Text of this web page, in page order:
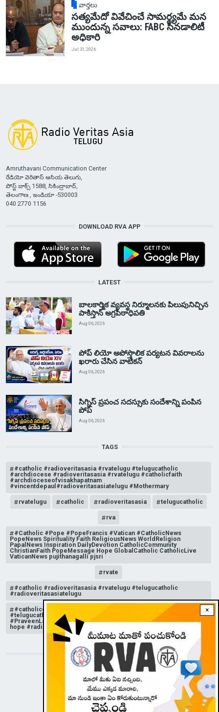
వార్తలు
సత్యమేదో వివేచించే సామర్థ్యమే మన
ముందున్న సవాలు: FABC సినడాలిటీ
అధికారి
Jul 31, 2026
×
Amruthavani Communication Center
రేడియో వెరితాస్ ఆసియ తెలుగు,
పోస్ట్ బాక్స్ 1588, సికింద్రాబాద్,
తెలంగాణ , ఇండియా -530003
040 2770 1156
DOWNLOAD RVA APP
LATEST
బాలకార్మిక వ్యవస్థ నిర్మూలనకు పిలుపునిచ్చిన
పాకిస్తాన్ అగ్రపీఠాధిపతి
Aug 06, 2026
పోప్ లియో అపోస్తొలిక పర్యటన వివరాలను
ఖరారు చేసిన వాటికన్
Aug 06, 2026
సిగ్నిస్ ప్రపంచ సదస్సుకు సందేశాన్ని పంపిన
పోప్
Aug 06, 2026
TAGS
#catholic #radioveritasasia #rvatelugu #telugucatholic
#archdiocese #radioveritasasia #rvatelugu #catholicfaith
#archdioceseofvisakhapatnam
#vincentdepaul#radioveritasasiatelugu #Mothermary
rvatelugu catholic radioveritasasia telugucatholic
rva
#Catholic #Pope #PopeFrancis #Vatican #CatholicNews
PopeNews Spirituality Faith ReligiousNews WorldReligion
PapalNews Inspiration DailyDevotion CatholicCommunity
ChristianFaith PopeMessage Hope GlobalCatholic CatholicLive
VaticanNews pujithanagalli pjsri
rvate
#catholic #radioveritasasia #rvatelugu #telugucatholic
#radioveritasasiatelugu
#catholicchurchnews #catholictelugu #telugucatholic
#telugucatholicchurch #radioveritasasia #rvatelugu
#PraveenLakkisetti #reflection #advent #christmas #messageof
hope #radioveritas #rvatelugu #viral #insta
STAY CONNECTED WITH US!